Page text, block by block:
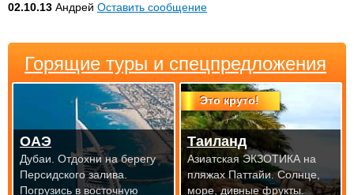
02.10.13 Андрей Оставить сообщение
Горящие туры и спецпредложения
ОАЭ
Дубаи. Отдохни на берегу
Персидского залива.
Погрузись в восточную
Это круто!
Таиланд
Азиатская ЭКЗОТИКА на
пляжах Паттайи. Солнце,
море, дивные фрукты.